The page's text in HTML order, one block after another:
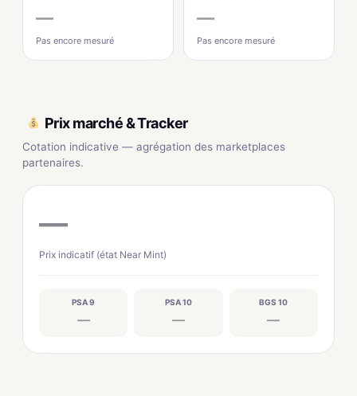
—
Pas encore mesuré
—
Pas encore mesuré
Prix marché & Tracker
Cotation indicative — agrégation des marketplaces
partenaires.
—
Prix indicatif (état Near Mint)
PSA 9
—
PSA 10
—
BGS 10
—